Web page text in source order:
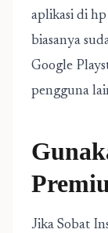
aplikasi di
biasanya
Google
pengguna
Jika Sobat